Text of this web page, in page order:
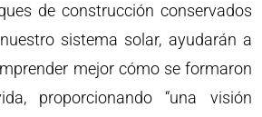
de construcción conservados
sistema solar, ayudarán a
mejor cómo se formaron
proporcionando “una visión